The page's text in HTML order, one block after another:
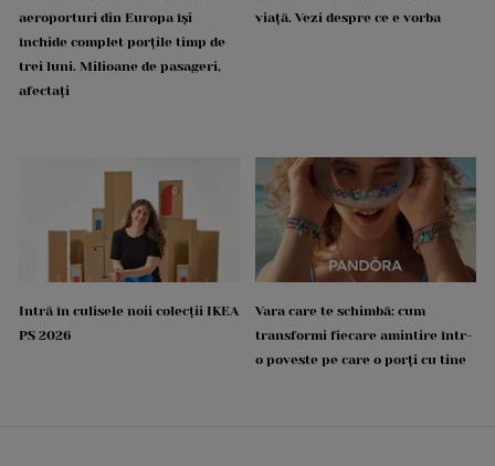
aeroporturi din Europa își
închide complet porțile timp de
trei luni. Milioane de pasageri,
afectați
viață. Vezi despre ce e vorba
Intră în culisele noii colecții IKEA
PS 2026
Vara care te schimbă: cum
transformi fiecare amintire într-
o poveste pe care o porți cu tine